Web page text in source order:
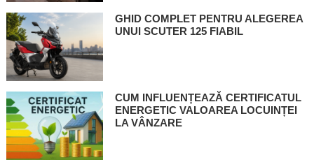
GHID COMPLET PENTRU ALEGEREA
UNUI SCUTER 125 FIABIL
CUM INFLUENȚEAZĂ CERTIFICATUL
ENERGETIC VALOAREA LOCUINȚEI
LA VÂNZARE